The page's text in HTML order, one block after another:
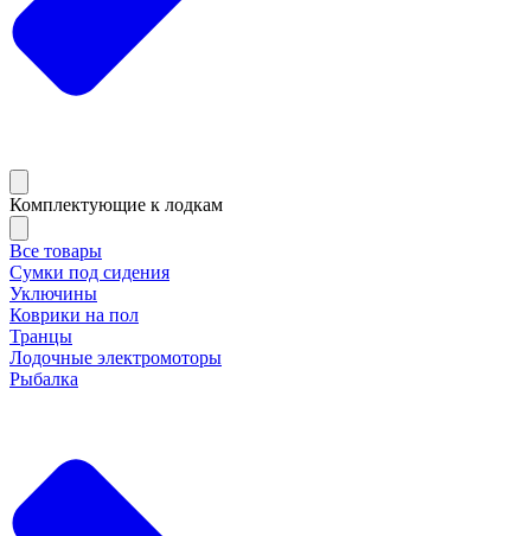
Комплектующие к лодкам
Все товары
Сумки под сидения
Уключины
Коврики на пол
Транцы
Лодочные электромоторы
Рыбалка